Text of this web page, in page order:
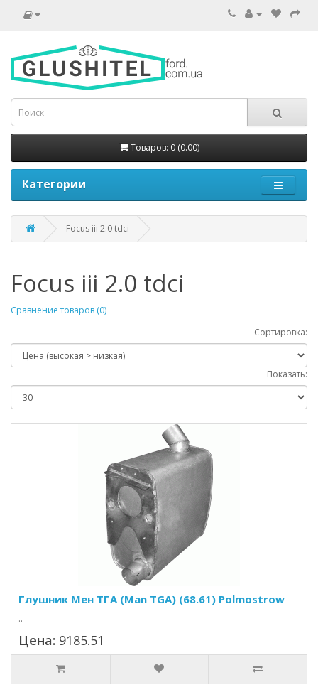
Товаров: 0 (0.00)
Категории
Focus iii 2.0 tdci
Focus iii 2.0 tdci
Сравнение товаров (0)
Сортировка:
Показать:
Глушник Мен ТГА (Man TGA) (68.61) Polmostrow
..
Цена: 9185.51